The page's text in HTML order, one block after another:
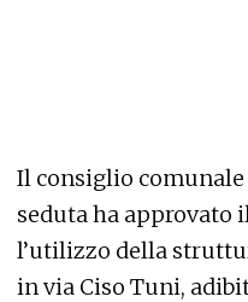
Il consiglio
seduta ha approvato
l’utilizzo della
in via Ciso Tuni,